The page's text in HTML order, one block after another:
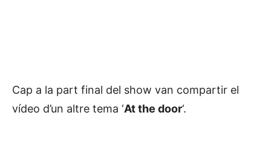
Cap a la part final del show van compartir el
vídeo d’un altre tema ‘At the door‘.